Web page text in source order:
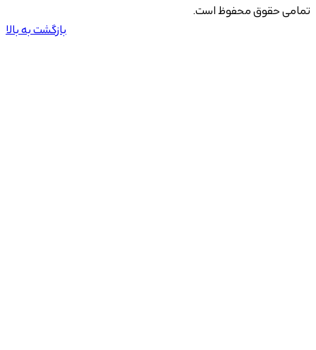
تمامی حقوق محفوظ است.
بازگشت به بالا